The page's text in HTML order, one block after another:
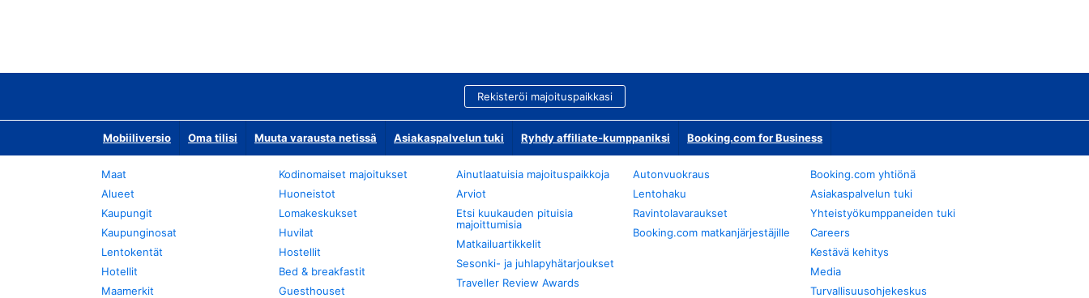
Rekisteröi majoituspaikkasi
Mobiiliversio Oma tilisi Muuta varausta netissä Asiakaspalvelun tuki Ryhdy affiliate-kumppaniksi Booking.com for Business
Maat
Alueet
Kaupungit
Kaupunginosat
Lentokentät
Hotellit
Maamerkit
Kodinomaiset majoitukset
Huoneistot
Lomakeskukset
Huvilat
Hostellit
Bed & breakfastit
Guesthouset
Ainutlaatuisia majoituspaikkoja
Arviot
Etsi kuukauden pituisia
majoittumisia
Matkailuartikkelit
Sesonki- ja juhlapyhätarjoukset
Traveller Review Awards
Autonvuokraus
Lentohaku
Ravintolavaraukset
Booking.com matkanjärjestäjille
Booking.com yhtiönä
Asiakaspalvelun tuki
Yhteistyökumppaneiden tuki
Careers
Kestävä kehitys
Media
Turvallisuusohjekeskus